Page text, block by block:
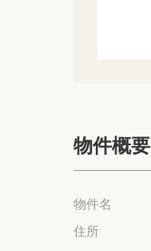
物件概要
物件名
住所